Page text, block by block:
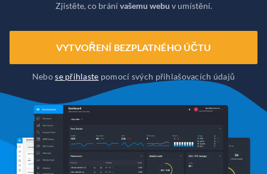
Zjistěte, co bránívašemu webu v umístění.
VYTVOŘENÍ BEZPLATNÉHO ÚČTU
Nebose přihlaste pomocí svých přihlašovacích údajů